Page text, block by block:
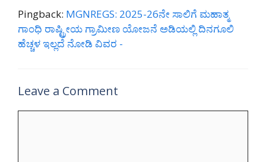
Pingback: MGNREGS: 2025-26ನೇ ಸಾಲಿಗೆ ಮಹಾತ್ಮ
ಗಾಂಧಿ ರಾಷ್ಟ್ರೀಯ ಗ್ರಾಮೀಣ ಯೋಜನೆ ಅಡಿಯಲ್ಲಿ ದಿನಗೂಲಿ
ಹೆಚ್ಚಳ ಇಲ್ಲದೆ ನೋಡಿ ವಿವರ -
Leave a Comment